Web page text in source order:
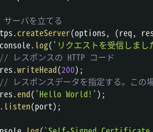
ーバを立てる
.createServer(options, (req,
console. log( 'リクエストを受信しまし
// レスポンスの HTTP コード
.writeHead(200) ;
// レスポンスデータを指定する。この
.end( 'Hello World!' ) ;
. listen(port) ;